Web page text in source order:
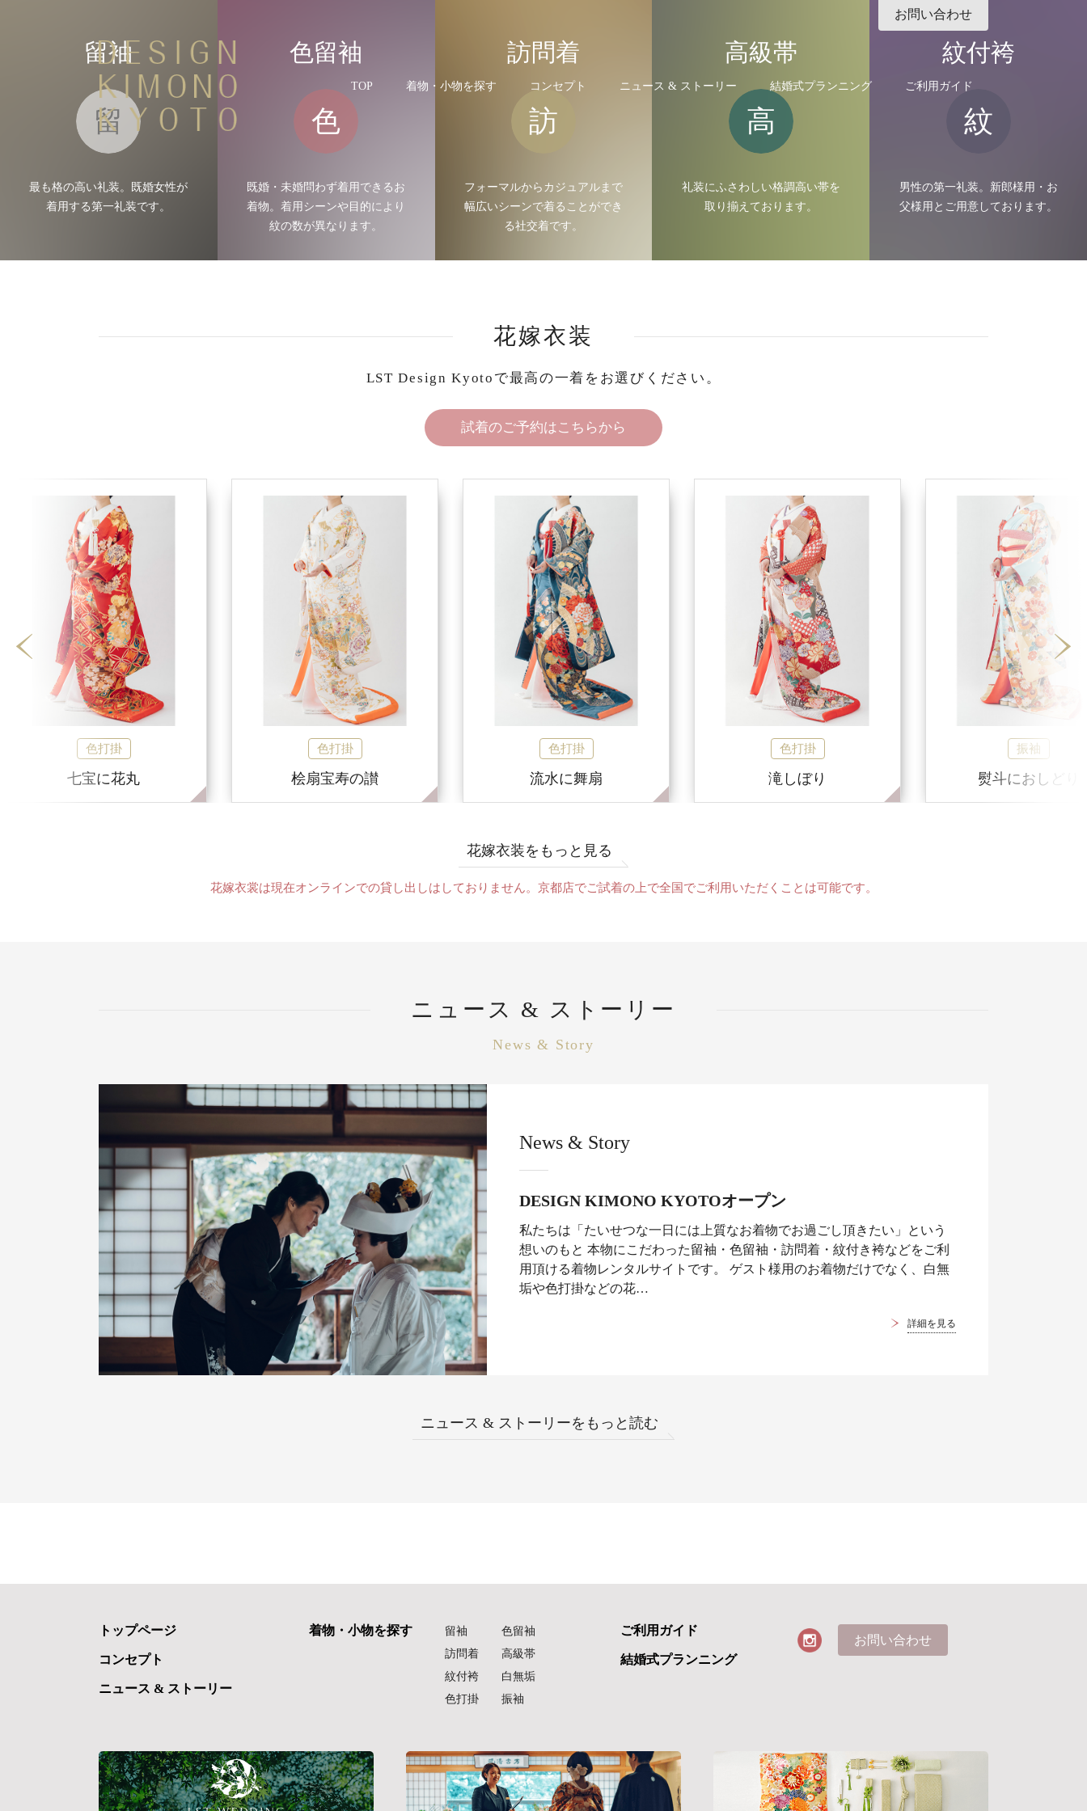
TOP 着物・小物を探す コンセプト ニュース & ストーリー 結婚式プランニング ご利用ガイド
お問い合わせ
留袖
留
最も格の高い礼装。既婚女性が
着用する第一礼装です。
色留袖
色
既婚・未婚問わず着用できるお
着物。着用シーンや目的により
紋の数が異なります。
訪問着
訪
フォーマルからカジュアルまで
幅広いシーンで着ることができ
る社交着です。
高級帯
高
礼装にふさわしい格調高い帯を
取り揃えております。
紋付袴
紋
男性の第一礼装。新郎様用・お
父様用とご用意しております。
花嫁衣装
LST Design Kyotoで最高の一着をお選びください。
試着のご予約はこちらから
色打掛
七宝に花丸
色打掛
桧扇宝寿の讃
色打掛
流水に舞扇
色打掛
滝しぼり
振袖
熨斗におしどり
花嫁衣装をもっと見る
花嫁衣裳は現在オンラインでの貸し出しはしておりません。京都店でご試着の上で全国でご利用いただくことは可能です。
ニュース & ストーリー
News & Story
News & Story
DESIGN KIMONO KYOTOオープン
私たちは「たいせつな一日には上質なお着物でお過ごし頂きたい」という
想いのもと 本物にこだわった留袖・色留袖・訪問着・紋付き袴などをご利
用頂ける着物レンタルサイトです。 ゲスト様用のお着物だけでなく、白無
垢や色打掛などの花…
詳細を見る
ニュース & ストーリーをもっと読む
トップページ
コンセプト
ニュース & ストーリー
着物・小物を探す 留袖
色留袖
訪問着
高級帯
紋付袴
白無垢
色打掛
振袖
ご利用ガイド
結婚式プランニング
お問い合わせ